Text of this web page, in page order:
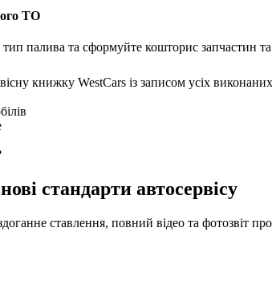
ТО
палива та сформуйте кошторис запчастин та
книжку WestCars із записом усіх
стандарти автосервісу
ставлення, повний відео та фотозвіт